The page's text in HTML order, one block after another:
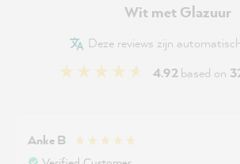
Wit met Glazuur
Deze reviews zijn
4.92based on
Anke B